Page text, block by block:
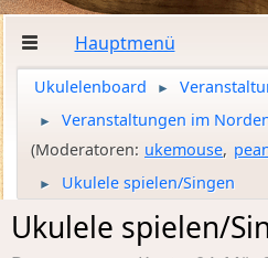
Hauptmenü
Ukulelenboard ►
►
Veranstaltungen im
(Moderatoren: ukemouse,
► Ukulele spielen/Singen
Ukulele spielen/